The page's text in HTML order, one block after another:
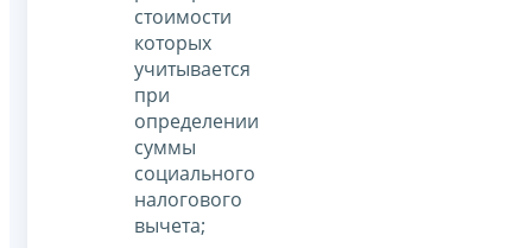
стоимости
которых
учитывается
при
определении
суммы
социального
налогового
вычета;